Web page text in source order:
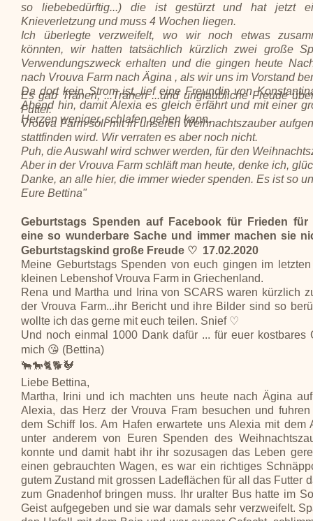
Es gab Tränen, ...Tränen ...und unglaubliche Freude
Futter.
Vrouva Farm soll mit in unseren Weihnachtszauber
stattfinden wird. Wir verraten es aber noch nicht.
Puh, die Auswahl wird schwer werden, für den
Aber in der Vrouva Farm schläft man heute, denke ich,
Danke, an alle hier, die immer wieder spenden. Es ist so
Eure Bettina"
so liebebedürftig...) die ist gestürzt und hat jetzt
Knieverletzung und muss 4 Wochen liegen.
Ich überlegte verzweifelt, wo wir noch etwas
könnten, wir hatten tatsächlich kürzlich zwei große
Verwendungszweck erhalten und die gingen heute
nach Vrouva Farm nach Ägina , als wir uns im Vorstand
Da dort kein Strom ist, lief eine Freundin von
Abend hin, damit Alexia es gleich erfährt und mit einer
Herzen weniger, schlafen gehen kann.
Geburtstags Spenden auf Facebook für Frieden
eine so wunderbare Sache und immer machen sie
Geburtstagskind große Freude ♡ 17.02.2020
Meine Geburtstags Spenden von euch gingen im
kleinen Lebenshof Vrouva Farm in Griechenland.
Rena und Martha und Irina von SCARS waren kürzlich
der Vrouva Farm...ihr Bericht und ihre Bilder sind so
wollte ich das gerne mit euch teilen. Snief ♡
Und noch einmal 1000 Dank dafür ... für euer kostbares
mich 😘 (Bettina)
🐂🐎🐈🐕🐓
Liebe Bettina,
Martha, Irini und ich machten uns heute nach Ägina
Alexia, das Herz der Vrouva Fram besuchen und
dem Schiff los. Am Hafen erwartete uns Alexia mit dem
unter anderem von Euren Spenden des
konnte und damit habt ihr ihr sozusagen das Leben
einen gebrauchten Wagen, es war ein richtiges
gutem Zustand mit grossen Ladeflächen für all das Futter
zum Gnadenhof bringen muss. Ihr uralter Bus hatte im
Geist aufgegeben und sie war damals sehr verzweifelt.